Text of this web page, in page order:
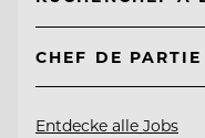
CHEF DE
Entdecke alle Jobs